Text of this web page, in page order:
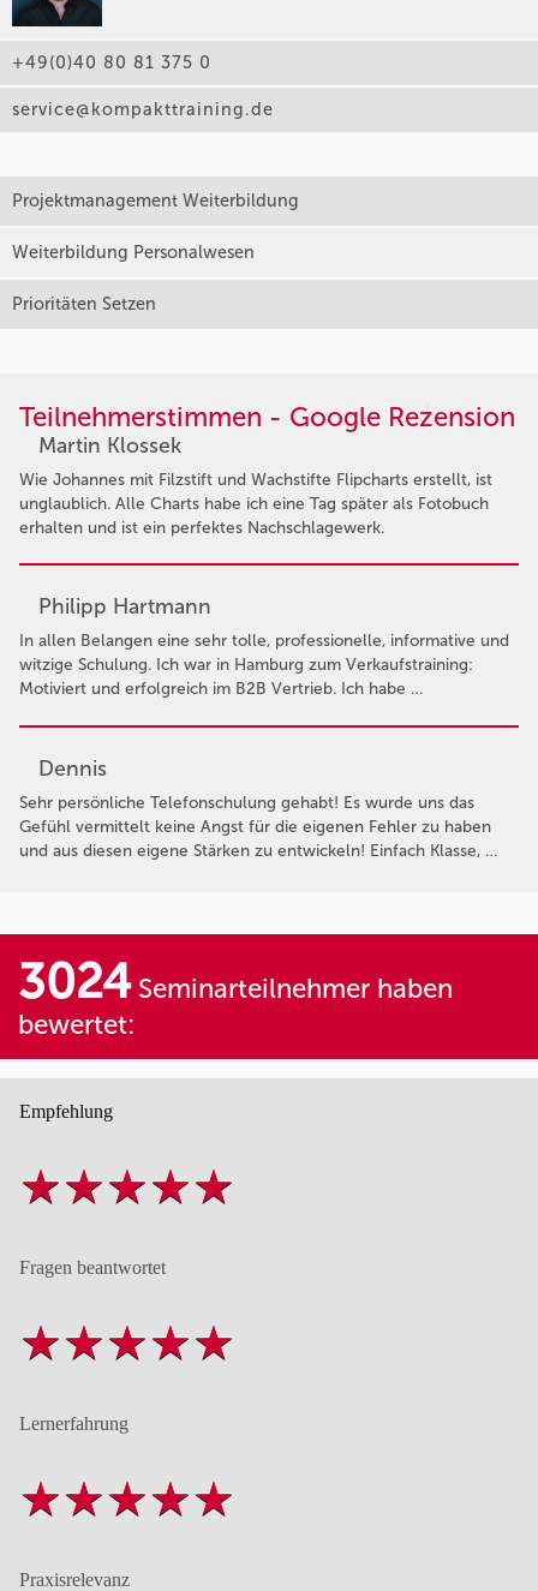
+49(0)40 80 81 375 0
service@kompakttraining.de
Projektmanagement Weiterbildung
Weiterbildung Personalwesen
Prioritäten Setzen
Teilnehmerstimmen - Google Rezension
Martin Klossek
Wie Johannes mit Filzstift und Wachstifte Flipcharts erstellt, ist
unglaublich. Alle Charts habe ich eine Tag später als Fotobuch
erhalten und ist ein perfektes Nachschlagewerk.
Philipp Hartmann
In allen Belangen eine sehr tolle, professionelle, informative und
witzige Schulung. Ich war in Hamburg zum Verkaufstraining:
Motiviert und erfolgreich im B2B Vertrieb. Ich habe …
Dennis
Sehr persönliche Telefonschulung gehabt! Es wurde uns das
Gefühl vermittelt keine Angst für die eigenen Fehler zu haben
und aus diesen eigene Stärken zu entwickeln! Einfach Klasse, …
3024Seminarteilnehmer haben
bewertet:
Empfehlung
Fragen beantwortet
Lernerfahrung
Praxisrelevanz